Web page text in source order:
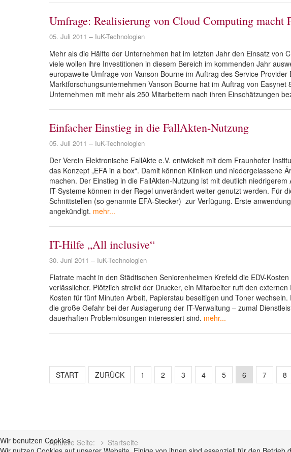
Umfrage: Realisierung von Cloud Computing macht
05. Juli 2011 IuK-Technologien
Mehr als die Hälfte der Unternehmen hat im letzten Jahr den Einsatz von
viele wollen ihre Investitionen in diesem Bereich im kommenden Jahr
europaweite Umfrage von Vanson Bourne im Auftrag des Service
Marktforschungsunternehmen Vanson Bourne hat im Auftrag von Easynet
Unternehmen mit mehr als 250 Mitarbeitern nach ihren Einschätzungen
Einfacher Einstieg in die FallAkten-Nutzung
05. Juli 2011 IuK-Technologien
Der Verein Elektronische FallAkte e.V. entwickelt mit dem Fraunhofer
das Konzept „EFA in a box“. Damit können Kliniken und niedergelassene
machen. Der Einstieg in die FallAkten-Nutzung ist mit deutlich
IT-Systeme können in der Regel unverändert weiter genutzt werden. Für
Schnittstellen (so genannte EFA-Stecker) zur Verfügung. Erste
angekündigt. mehr...
IT-Hilfe „All inclusive“
30. Juni 2011 IuK-Technologien
Flatrate macht in den Städtischen Seniorenheimen Krefeld die EDV-
verlässlicher. Plötzlich streikt der Drucker, ein Mitarbeiter ruft den
Kosten für fünf Minuten Arbeit, Papierstau beseitigen und Toner
die große Gefahr bei der Auslagerung der IT-Verwaltung – zumal
dauerhaften Problemlösungen interessiert sind. mehr...
START ZURÜCK 1 2 3 4 5 6 7 8
Aktuelle Seite: Startseite
Wir benutzen Cookies